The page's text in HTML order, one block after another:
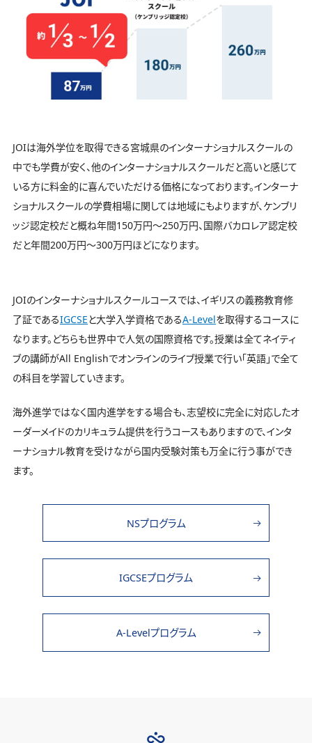
JOIは海外学位を取得できる宮城県のインターナショナルスクールの
中でも学費が安く、他のインターナショナルスクールだと高いと感じて
いる方に料金的に喜んでいただける価格になっております。インターナ
ショナルスクールの学費相場に関しては地域にもよりますが、ケンブリ
ッジ認定校だと概ね年間150万円〜250万円、国際バカロレア認定校
だと年間200万円〜300万円ほどになります。
JOIのインターナショナルスクールコースでは、イギリスの義務教育修
了証であるIGCSE と大学入学資格であるA-Levelを取得するコースに
なります。どちらも世界中で人気の国際資格です。授業は全てネイティ
ブの講師がAll Englishでオンラインのライブ授業で行い「英語」で全て
の科目を学習していきます。
海外進学ではなく国内進学をする場合も、志望校に完全に対応したオ
ーダーメイドのカリキュラム提供を行うコースもありますので、インタ
ーナショナル教育を受けながら国内受験対策も万全に行う事ができ
ます。
NSプログラム
IGCSEプログラム
A-Levelプログラム